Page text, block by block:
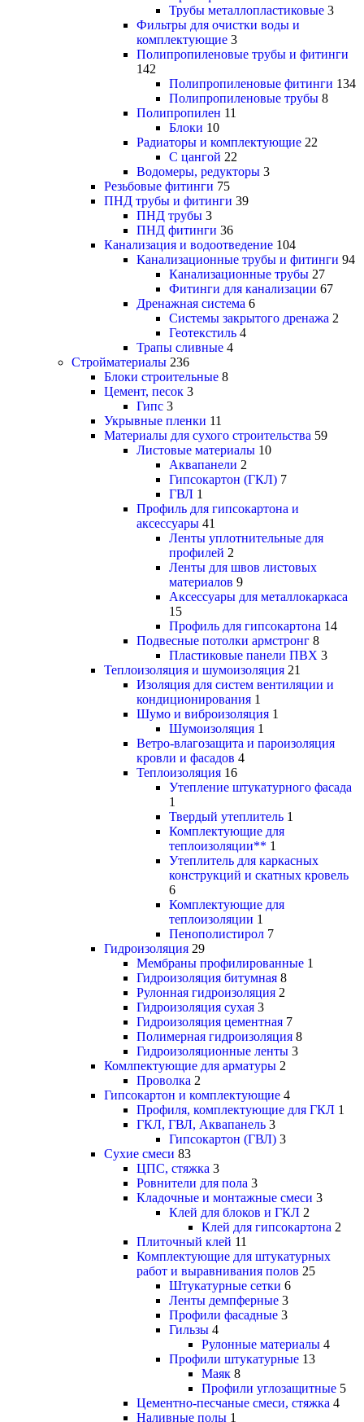
Трубы металлопластиковые 3
Фильтры для очистки воды и
комплектующие 3
Полипропиленовые трубы и фитинги
142
Полипропиленовые фитинги 134
Полипропиленовые трубы 8
Полипропилен 11
Блоки 10
Радиаторы и комплектующие 22
С цангой 22
Водомеры, редукторы 3
Резьбовые фитинги 75
ПНД трубы и фитинги 39
ПНД трубы 3
ПНД фитинги 36
Канализация и водоотведение 104
Канализационные трубы и фитинги 94
Канализационные трубы 27
Фитинги для канализации 67
Дренажная система 6
Системы закрытого дренажа 2
Геотекстиль 4
Трапы сливные 4
Стройматериалы 236
Блоки строительные 8
Цемент, песок 3
Гипс 3
Укрывные пленки 11
Материалы для сухого строительства 59
Листовые материалы 10
Аквапанели 2
Гипсокартон (ГКЛ) 7
ГВЛ 1
Профиль для гипсокартона и
аксессуары 41
Ленты уплотнительные для
профилей 2
Ленты для швов листовых
материалов 9
Аксессуары для металлокаркаса
15
Профиль для гипсокартона 14
Подвесные потолки армстронг 8
Пластиковые панели ПВХ 3
Теплоизоляция и шумоизоляция 21
Изоляция для систем вентиляции и
кондиционирования 1
Шумо и виброизоляция 1
Шумоизоляция 1
Ветро-влагозащита и пароизоляция
кровли и фасадов 4
Теплоизоляция 16
Утепление штукатурного фасада
1
Твердый утеплитель 1
Комплектующие для
теплоизоляции** 1
Утеплитель для каркасных
конструкций и скатных кровель
6
Комплектующие для
теплоизоляции 1
Пенополистирол 7
Гидроизоляция 29
Мембраны профилированные 1
Гидроизоляция битумная 8
Рулонная гидроизоляция 2
Гидроизоляция сухая 3
Гидроизоляция цементная 7
Полимерная гидроизоляция 8
Гидроизоляционные ленты 3
Комлпектующие для арматуры 2
Проволка 2
Гипсокартон и комплектующие 4
Профиля, комплектующие для ГКЛ 1
ГКЛ, ГВЛ, Аквапанель 3
Гипсокартон (ГВЛ) 3
Сухие смеси 83
ЦПС, стяжка 3
Ровнители для пола 3
Кладочные и монтажные смеси 3
Клей для блоков и ГКЛ 2
Клей для гипсокартона 2
Плиточный клей 11
Комплектующие для штукатурных
работ и выравнивания полов 25
Штукатурные сетки 6
Ленты демпферные 3
Профили фасадные 3
Гильзы 4
Рулонные материалы 4
Профили штукатурные 13
Маяк 8
Профили углозащитные 5
Цементно-песчаные смеси, стяжка 4
Наливные полы 1